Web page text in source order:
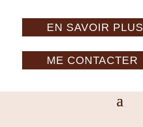
EN SAVOIR PLUS
ME CONTACTER